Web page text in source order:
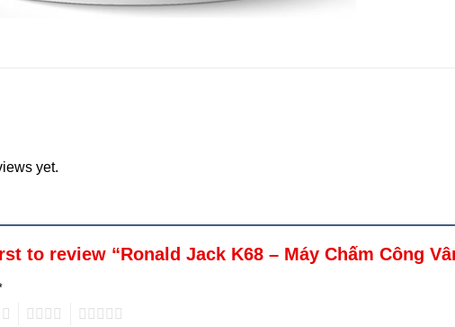
yet.
to review “Ronald Jack K68 – Máy Chấm Công